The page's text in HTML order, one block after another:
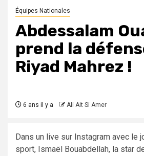
Équipes Nationales
Abdessalam
prend la
Riyad Mahrez !
6 ans il y a Ali Ait Si Amer
Dans un live sur Instagram avec le
sport, Ismaël Bouabdellah, la star